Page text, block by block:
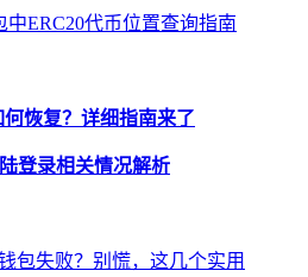
中ERC20代币位置查询指南
恢复？详细指南来了
登录相关情况解析